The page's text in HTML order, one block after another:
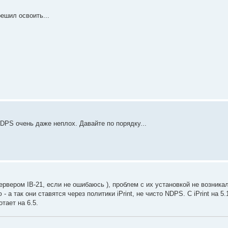
освоить...
очень даже неплох. Давайте по порядку...
IB-21, если не ошибаюсь ), проблем с их установкой не
а так они ставятся через политики iPrint, не чисто NDPS. С iPrint на
на 6.5.